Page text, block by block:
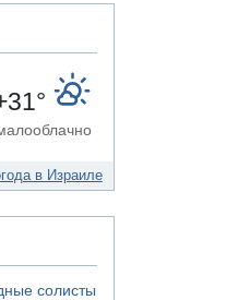
Эрдан
тело
в офис
в Израиле
солисты